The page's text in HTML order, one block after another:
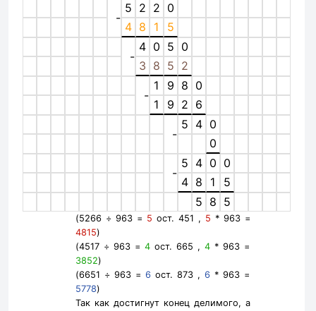
-
5 2 2 0
4 8 1 5
-
4 0 5 0
3 8 5 2
-
1 9 8 0
1
9 2 6
-
5 4 0
0
-
5 4 0 0
4 8 1
5
5 8 5
(5266 ÷ 963 = 5 ост. 451 , 5 * 963 =
4815)
(4517 ÷ 963 = 4ост. 665 , 4* 963 =
3852)
(6651 ÷ 963 = 6 ост. 873 , 6 * 963 =
5778)
Так как достигнут конец делимого, а